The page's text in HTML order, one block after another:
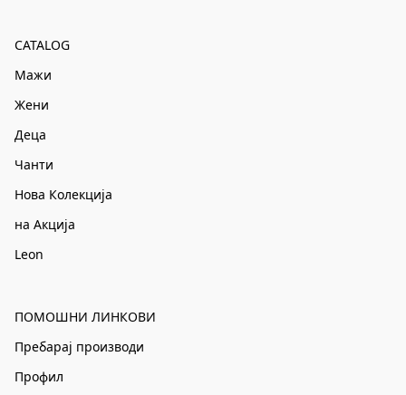
CATALOG
Мажи
Жени
Деца
Чанти
Нова Колекција
на Акција
Leon
ПОМОШНИ ЛИНКОВИ
Пребарај производи
Профил